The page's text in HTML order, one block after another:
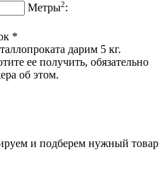
Метры2:
*
дарим 5 кг.
ее получить, обязательно
об этом.
и подберем нужный товар